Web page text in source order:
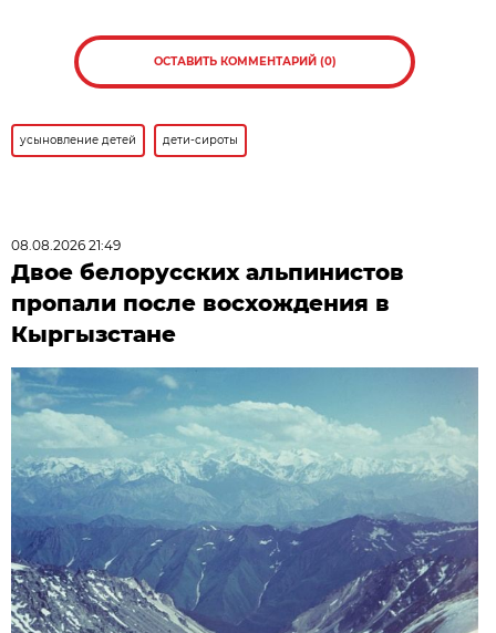
ОСТАВИТЬ КОММЕНТАРИЙ (0)
усыновление детей дети-сироты
08.08.2026 21:49
Двое белорусских альпинистов
пропали после восхождения в
Кыргызстане